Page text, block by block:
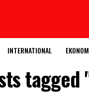
INTERNATIONAL
tagged